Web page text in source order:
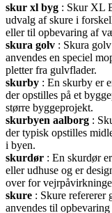
skur xl byg : Skur XL
udvalg af skure i
eller til opbevaring af
skura golv : Skura
anvendes en speciel
pletter fra gulvflader.
skurby : En skurby er
der opstilles på et
større byggeprojekt.
skurbyen aalborg :
der typisk opstilles
i byen.
skurdør : En skurdør
eller udhuse og er
over for
skure : Skure refererer
anvendes til